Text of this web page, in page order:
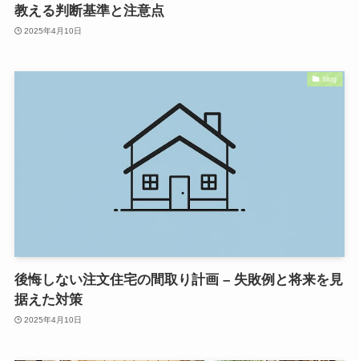
教える判断基準と注意点
2025年4月10日
blog
後悔しない注文住宅の間取り計画 – 失敗例と将来を見
据えた対策
2025年4月10日